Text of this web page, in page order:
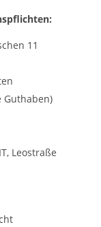
11
Guthaben)
Leostraße